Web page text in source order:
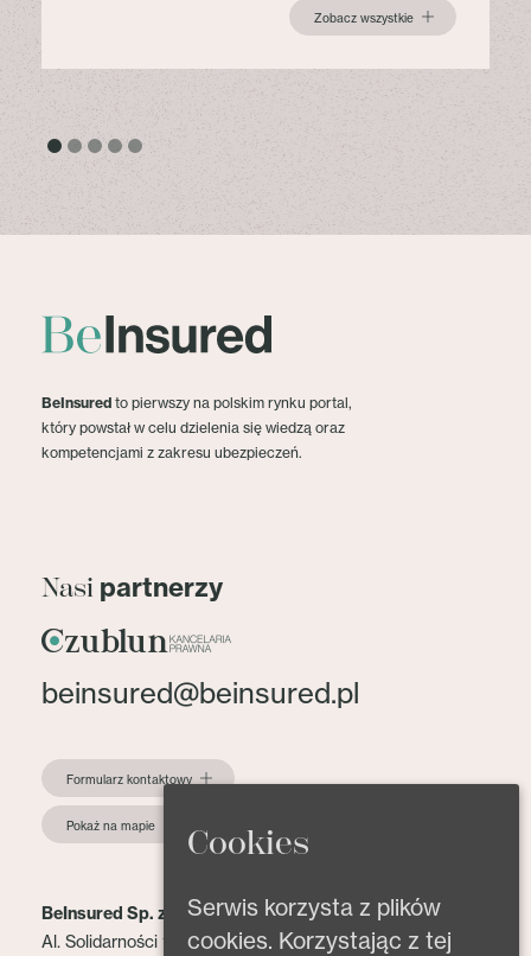
Zobacz wszystkie
BeInsured to pierwszy na polskim rynku portal,
który powstał w celu dzielenia się wiedzą oraz
kompetencjami z zakresu ubezpieczeń.
Nasi partnerzy
beinsured@beinsured.pl
Formularz kontaktowy
Pokaż na mapie
BeInsured Sp. z o.o.
Al. Solidarności 153 lok. 2
Cookies
Serwis korzysta z plików
cookies. Korzystając z tej